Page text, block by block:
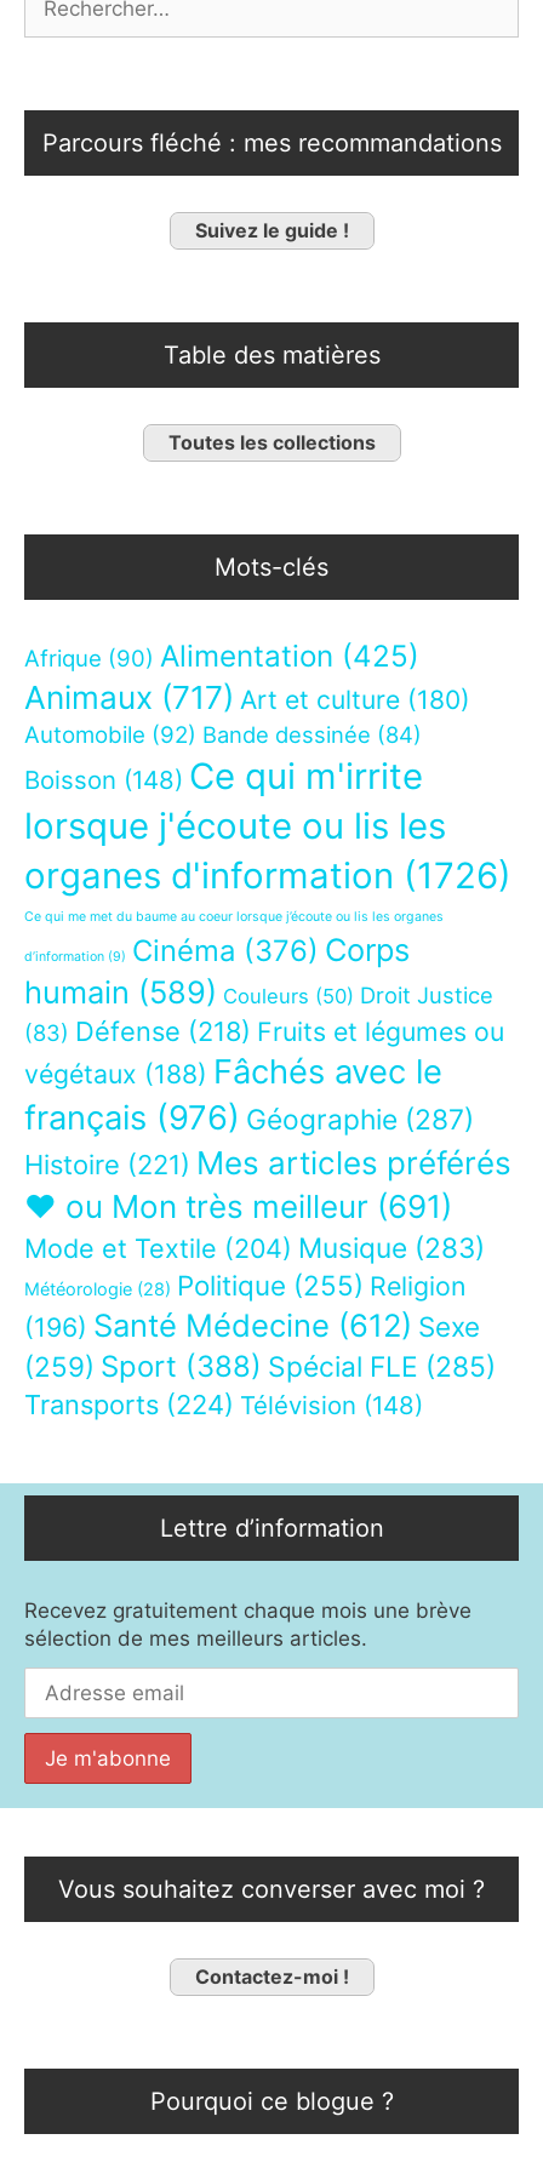
Parcours fléché : mes recommandations
Suivez le guide !
Table des matières
Toutes les collections
Mots-clés
Afrique (90) Alimentation (425)
Animaux (717) Art et culture (180)
Automobile (92) Bande dessinée (84)
Boisson (148) Ce qui m'irrite
lorsque j'écoute ou lis les
organes d'information (1726)
Ce qui me met du baume au coeur lorsque j’écoute ou lis les organes
d’information (9) Cinéma (376) Corps
humain (589) Couleurs (50) Droit Justice
(83) Défense (218) Fruits et légumes ou
végétaux (188) Fâchés avec le
français (976) Géographie (287)
Histoire (221) Mes articles préférés
❤ ou Mon très meilleur (691)
Mode et Textile (204) Musique (283)
Météorologie (28) Politique (255) Religion
(196) Santé Médecine (612) Sexe
(259) Sport (388) Spécial FLE (285)
Transports (224) Télévision (148)
Lettre d’information
Recevez gratuitement chaque mois une brève
sélection de mes meilleurs articles.
Vous souhaitez converser avec moi ?
Contactez-moi !
Pourquoi ce blogue ?